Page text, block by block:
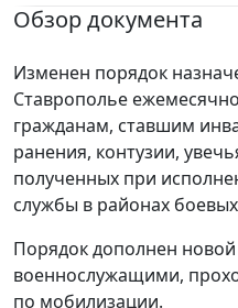
Обзор документа
Изменен порядок
Ставрополье
гражданам, ставшим
ранения, контузии,
полученных при
службы в районах
Порядок дополнен
военнослужащими,
по мобилизации.